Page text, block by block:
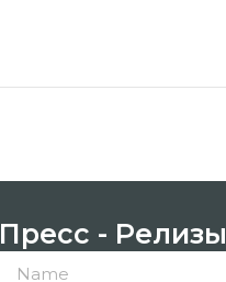
Пресс - Релизы